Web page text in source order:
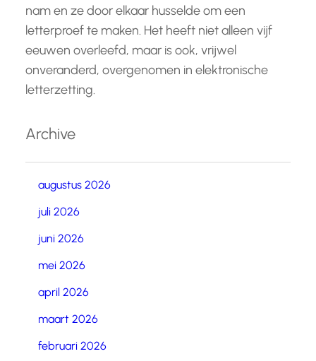
nam en ze door elkaar husselde om een
letterproef te maken. Het heeft niet alleen vijf
eeuwen overleefd, maar is ook, vrijwel
onveranderd, overgenomen in elektronische
letterzetting.
Archive
augustus 2026
juli 2026
juni 2026
mei 2026
april 2026
maart 2026
februari 2026